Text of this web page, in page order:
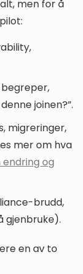
men for å
joinen?”.
migreringer,
mer om hva
og
brudd,
gjenbruke).
en av to